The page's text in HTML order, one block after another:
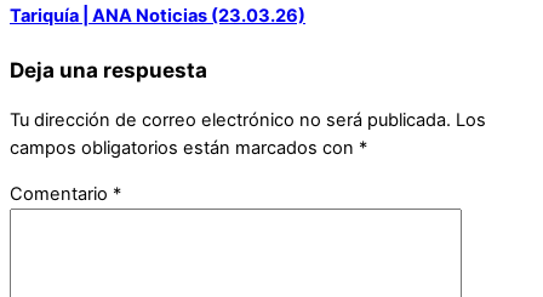
Tariquía | ANA Noticias (23.03.26)
Deja una respuesta
Tu dirección de correo electrónico no será publicada. Los
campos obligatorios están marcados con *
Comentario *